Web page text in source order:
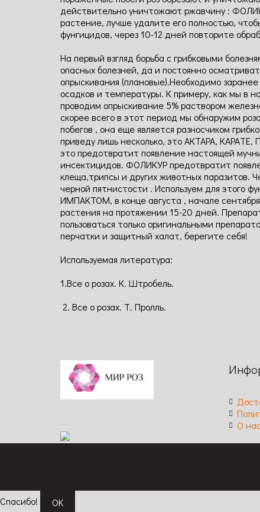
действительно уничтожают ржавчину :
растение, лучше удалите его полностью,
фунгицидов, через 10-12 дней повторите
На первый взгляд борьба с грибковыми
опасных болезней, да и постоянно
опрыскивания (плановые).Необходимо
осадков и температуры. К примеру, как мы в
проводим опрыскивание 5% раствором
скорее всего в этот период мы обнаружим
побегов , она еще является разносчиком
приведу лишь несколько, это АКТАРА,
это предотвратит появление настоящей
инсектицидов. ФОЛИКУР предотвратит
клеща,трипсы и других животных паразитов.
черной пятнистости . Используем для этого
ИМПАКТОМ, в конце августа , начале
растения на протяжении 15-20 дней.
пользоваться только оригинальными
перчатки и защитный халат, берегите себя!
Используемая литература:
1.Все о розах. К. Штробель.
2. Все о розах. Т. Пролль.
О
Спасибо! OK